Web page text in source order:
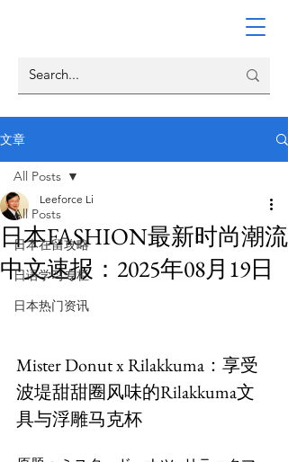
文章
All Posts
日本在留攻略
日语学习专栏
日本热门资讯
All Posts
日本FASHION最新时尚潮流
中文速报：2025年08月19日
Leeforce Li
Mister Donut x Rilakkuma：享受
波堤甜甜圈风味的Rilakkuma文
具与浮雕马克杯